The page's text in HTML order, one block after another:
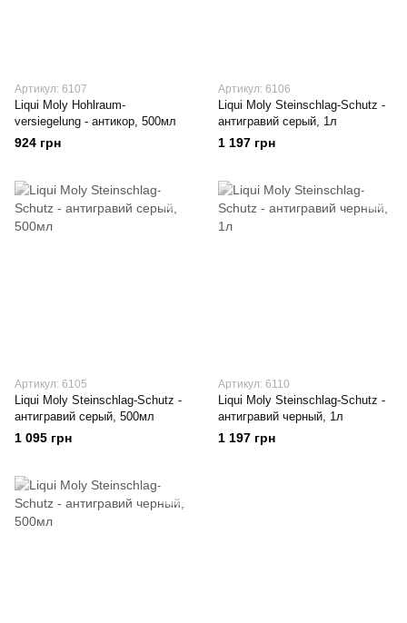
Артикул: 6107
Liqui Moly Hohlraum-
versiegelung - антикор, 500мл
924 грн
Артикул: 6106
Liqui Moly Steinschlag-Schutz -
антигравий серый, 1л
1 197 грн
Артикул: 6105
Liqui Moly Steinschlag-Schutz -
антигравий серый, 500мл
1 095 грн
Артикул: 6110
Liqui Moly Steinschlag-Schutz -
антигравий черный, 1л
1 197 грн